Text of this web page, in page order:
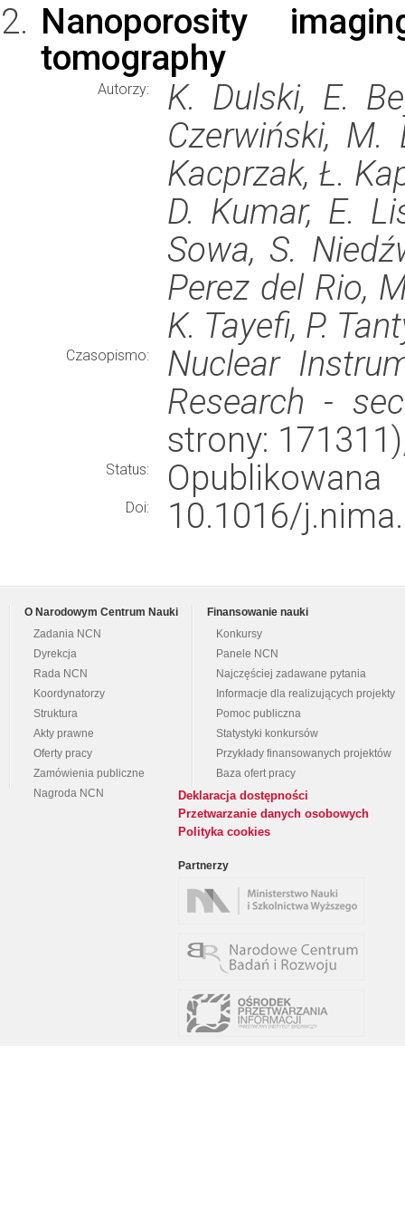
Nanoporosity
tomography
Autorzy:
K. Dulski, E.
Czerwiński, M.
Kacprzak, Ł.
D. Kumar, E.
Sowa, S.
Perez del Rio,
K. Tayefi, P.
Czasopismo:
Nuclear
Research -
strony:
Status: Opublikowana
Doi: 10.1016/
O Narodowym Centrum Nauki
Zadania NCN
Dyrekcja
Rada NCN
Koordynatorzy
Struktura
Akty prawne
Oferty pracy
Zamówienia publiczne
Nagroda NCN
Finansowanie nauki
Konkursy
Panele NCN
Najczęściej zadawane pytania
Informacje dla realizujących projekty
Pomoc publiczna
Statystyki konkursów
Przykłady finansowanych projektów
Baza ofert pracy
Deklaracja dostępności
Przetwarzanie danych osobowych
Polityka cookies
Partnerzy